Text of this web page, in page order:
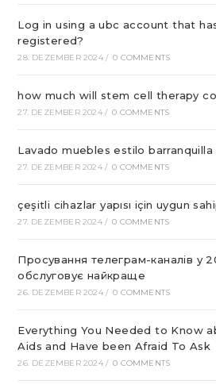
Log in using a ubc account that
registered?
28. DEZEMBER 2024 / 0 COMMENTS
how much will stem cell therapy
27. DEZEMBER 2024 / 0 COMMENTS
Lavado muebles estilo barranquilla
27. DEZEMBER 2024 / 0 COMMENTS
çeşitli cihazlar yapısı için uygun
27. DEZEMBER 2024 / 0 COMMENTS
Просування телеграм-каналів у
обслуговує найкраще
26. DEZEMBER 2024 / 0 COMMENTS
Everything You Needed to Know
Aids and Have been Afraid To Ask
26. DEZEMBER 2024 / 0 COMMENTS